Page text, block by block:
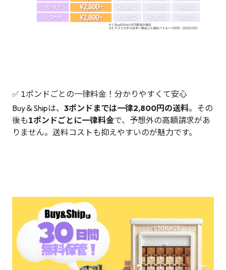
✅ 1ポンドごとの一律料金！分かりやすくて安心
Buy＆Shipは、 3ポンドまでは一律2,800円の送料。その
後も1ポンドごとに一律料金で、予想外の高額請求があ
りません。送料コストも抑えやすいのが魅力です。